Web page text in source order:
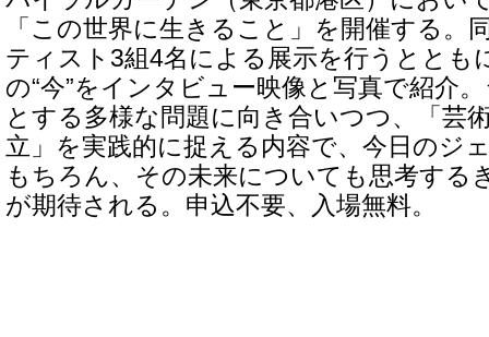
「この世界に生きること」を開催する。
ティスト3組4名による展示を行うととも
の“今”をインタビュー映像と写真で紹介
とする多様な問題に向き合いつつ、「芸
立」を実践的に捉える内容で、今日のジ
もちろん、その未来についても思考する
が期待される。申込不要、入場無料。